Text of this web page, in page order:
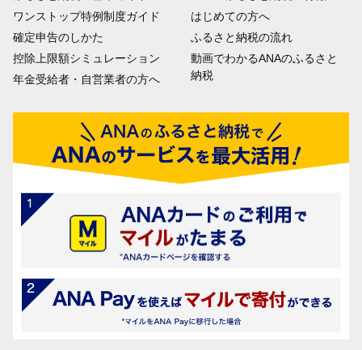
ワンストップ特例制度ガイド
確定申告のしかた
控除上限額シミュレーション
年金受給者・自営業者の方へ
はじめての方へ
ふるさと納税の流れ
動画でわかるANAのふるさと
納税